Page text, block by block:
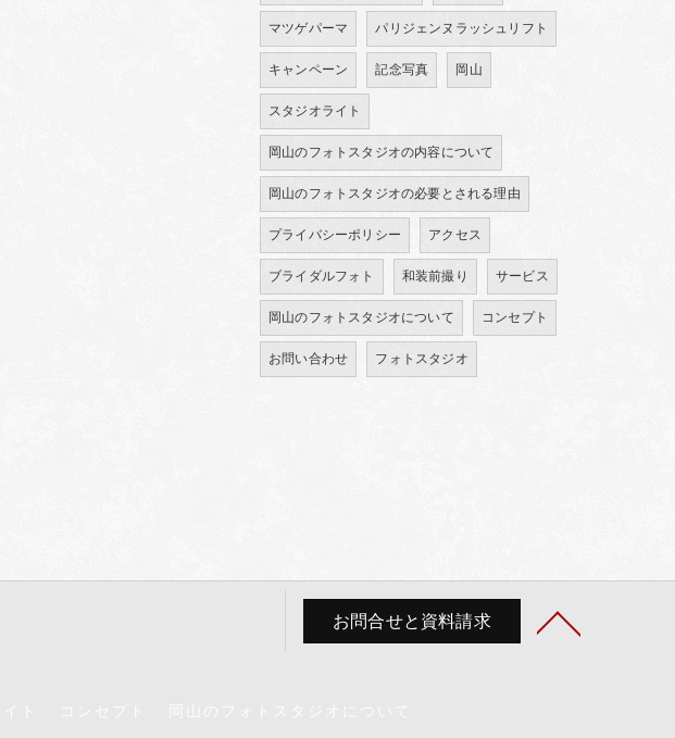
マツゲパーマ パリジェンヌラッシュリフト
キャンペーン 記念写真 岡山
スタジオライト
岡山のフォトスタジオの内容について
岡山のフォトスタジオの必要とされる理由
プライバシーポリシー アクセス
ブライダルフォト 和装前撮り サービス
岡山のフォトスタジオについて コンセプト
お問い合わせ フォトスタジオ
お問合せと資料請求